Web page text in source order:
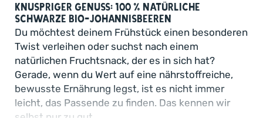
Knuspriger Genuss: 100 % natürliche
schwarze Bio-Johannisbeeren
Du möchtest deinem Frühstück einen besonderen
Twist verleihen oder suchst nach einem
natürlichen Fruchtsnack, der es in sich hat?
Gerade, wenn du Wert auf eine nährstoffreiche,
bewusste Ernährung legst, ist es nicht immer
leicht, das Passende zu finden. Das kennen wir